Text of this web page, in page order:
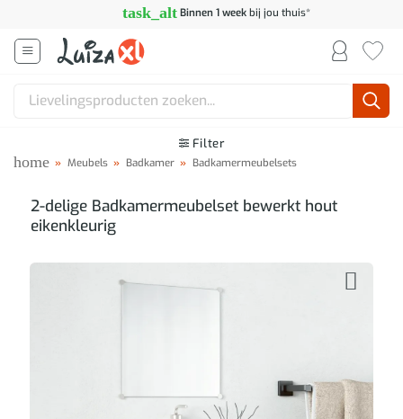
inhoud
task_alt Binnen 1 weekbij jou thuis*
Zoeken
Filter
home » Meubels » Badkamer » Badkamermeubelsets
2-delige Badkamermeubelset bewerkt hout
eikenkleurig